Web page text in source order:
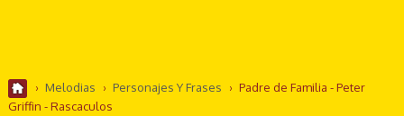
› Melodias › Personajes Y Frases › Padre de Familia - Peter
Griffin - Rascaculos